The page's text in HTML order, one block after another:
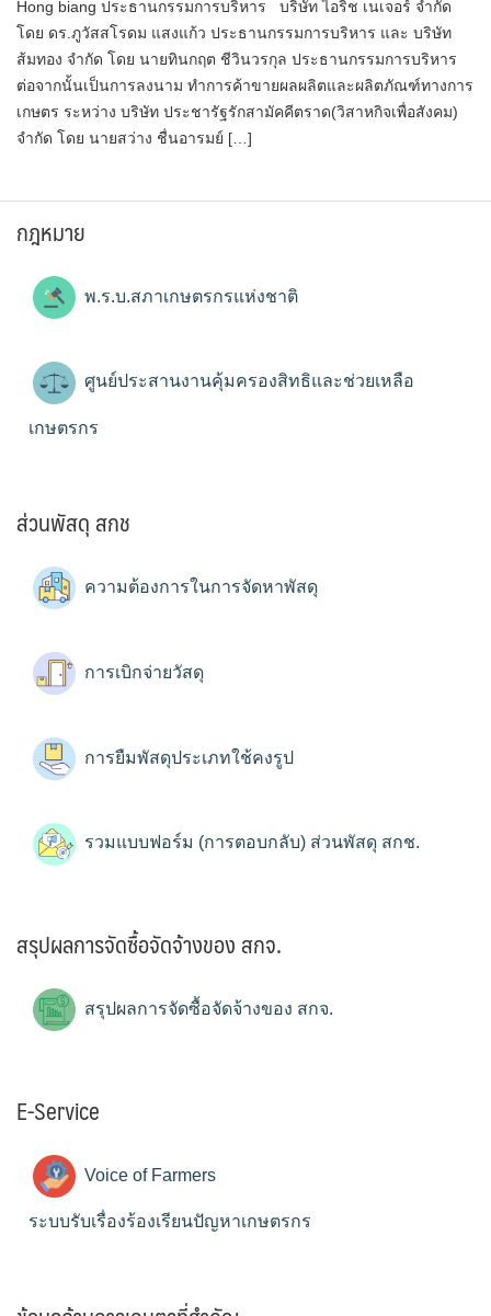
Hong biang ประธานกรรมการบริหาร บริษัท ไอริช เนเจอร์ จำกัด
โดย ดร.ภูวัสสโรดม แสงแก้ว ประธานกรรมการบริหาร และ บริษัท
ส้มทอง จำกัด โดย นายทินกฤต ชีวินวรกุล ประธานกรรมการบริหาร
ต่อจากนั้นเป็นการลงนาม ทำการค้าขายผลผลิตและผลิตภัณฑ์ทางการ
เกษตร ระหว่าง​ บริษัท​ ประชารัฐรักสามัคคีตราด(วิสาหกิจเพื่อสังคม)​
จำกัด​ โดย​ นายสว่าง​ ชื่นอารมย์​ […]
กฎหมาย
พ.ร.บ.สภาเกษตรกรแห่งชาติ
ศูนย์ประสานงานคุ้มครองสิทธิและช่วยเหลือ
เกษตรกร
ส่วนพัสดุ สกช
ความต้องการในการจัดหาพัสดุ
การเบิกจ่ายวัสดุ
การยืมพัสดุประเภทใช้คงรูป
รวมแบบฟอร์ม (การตอบกลับ) ส่วนพัสดุ สกช.
สรุปผลการจัดซื้อจัดจ้างของ สกจ.
สรุปผลการจัดซื้อจัดจ้างของ สกจ.
E-Service
Voice of Farmers
ระบบรับเรื่องร้องเรียนปัญหาเกษตรกร